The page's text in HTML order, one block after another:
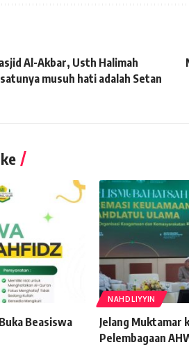
Al-Akbar, Usth Halimah
musuh hati adalah Setan
Beasiswa
NAHDLIYYIN
Jelang Muktamar
Pelembagaan